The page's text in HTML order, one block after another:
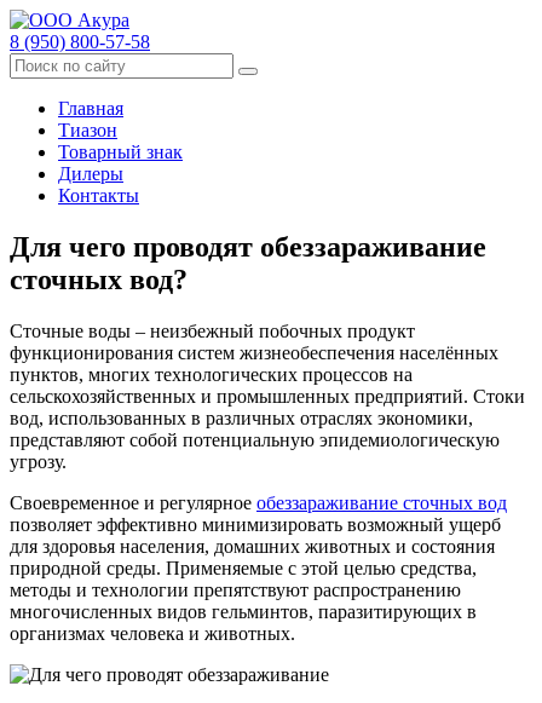
8 (950) 800-57-58
Главная
Тиазон
Товарный знак
Дилеры
Контакты
Для чего проводят обеззараживание
сточных вод?
Сточные воды ‒ неизбежный побочных продукт
функционирования систем жизнеобеспечения населённых
пунктов, многих технологических процессов на
сельскохозяйственных и промышленных предприятий. Стоки
вод, использованных в различных отраслях экономики,
представляют собой потенциальную эпидемиологическую
угрозу.
Своевременное и регулярное обеззараживание сточных вод
позволяет эффективно минимизировать возможный ущерб
для здоровья населения, домашних животных и состояния
природной среды. Применяемые с этой целью средства,
методы и технологии препятствуют распространению
многочисленных видов гельминтов, паразитирующих в
организмах человека и животных.